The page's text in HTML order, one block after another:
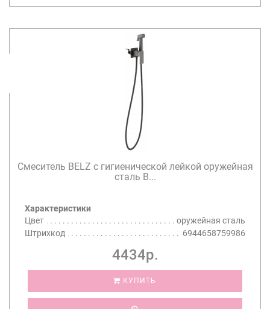
Смеситель BELZ с гигиенической лейкой оружейная
сталь B...
Характеристики
Цвет
оружейная сталь
Штрихкод
6944658759986
4434р.
КУПИТЬ